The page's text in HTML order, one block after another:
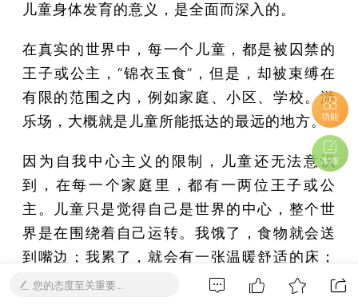
儿童身体发育的意义，是全面而深入的。
在真实的世界中，每一个儿童，都是被囚禁的
王子或公主，“锦衣玉食”，但是，却被束缚在
有限的范围之内，例如家庭、小区、学校。游
乐场，大概就是儿童所能抵达的最远的地方。
因为自我中心主义的限制，儿童还无法意识
到，在每一个家庭里，都有一两位王子或公
主。儿童只是觉得自己是世界的中心，整个世
界是在围绕着自己运转。我饿了，食物就会送
到嘴边；我累了，就会有一张温暖舒适的床；
我不舒服了，就会有一堆人围着我嘘寒问暖。
您的态度至关重要...
功能
发布